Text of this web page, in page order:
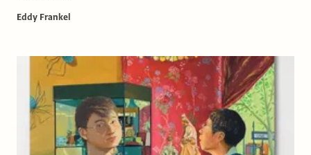
Eddy Frankel